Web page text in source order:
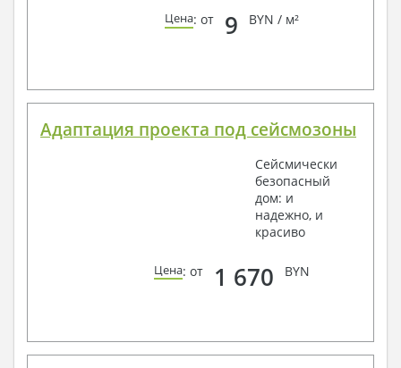
Цена: от 9 BYN / м²
Адаптация проекта под сейсмозоны
Сейсмически
безопасный
дом: и
надежно, и
красиво
Цена: от 1 670 BYN